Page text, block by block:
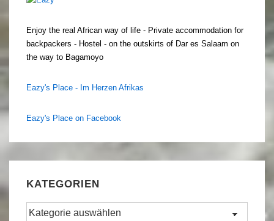
Enjoy the real African way of life - Private accommodation for
backpackers - Hostel - on the outskirts of Dar es Salaam on
the way to Bagamoyo
Eazy's Place - Im Herzen Afrikas
Eazy's Place on Facebook
KATEGORIEN
Kategorien